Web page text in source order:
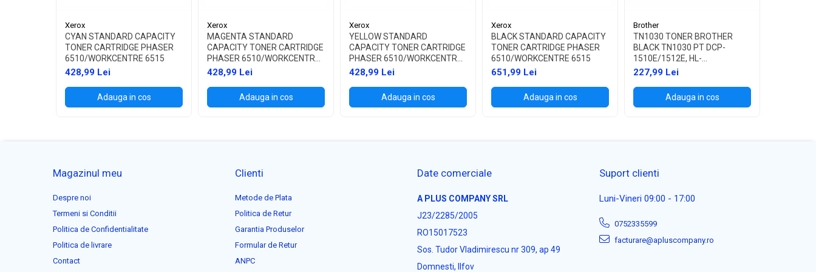
Xerox
CYAN STANDARD CAPACITY
TONER CARTRIDGE PHASER
6510/WORKCENTRE 6515
428,99 Lei
Adauga in cos
Xerox
MAGENTA STANDARD
CAPACITY TONER CARTRIDGE
PHASER 6510/WORKCENTRE
6515
428,99 Lei
Adauga in cos
Xerox
YELLOW STANDARD
CAPACITY TONER CARTRIDGE
PHASER 6510/WORKCENTRE
6515
428,99 Lei
Adauga in cos
Xerox
BLACK STANDARD CAPACITY
TONER CARTRIDGE PHASER
6510/WORKCENTRE 6515
651,99 Lei
Adauga in cos
Brother
TN1030 TONER BROTHER
BLACK TN1030 PT DCP-
1510E/1512E, HL-
1110E/1112E ,1K
227,99 Lei
Adauga in cos
Magazinul meu
Despre noi
Termeni si Conditii
Politica de Confidentialitate
Politica de livrare
Contact
Clienti
Metode de Plata
Politica de Retur
Garantia Produselor
Formular de Retur
ANPC
Date comerciale
A PLUS COMPANY SRL
J23/2285/2005
RO15017523
Sos. Tudor Vladimirescu nr 309, ap 49
Domnesti, Ilfov
Suport clienti
Luni-Vineri 09:00 - 17:00
0752335599
facturare@apluscompany.ro